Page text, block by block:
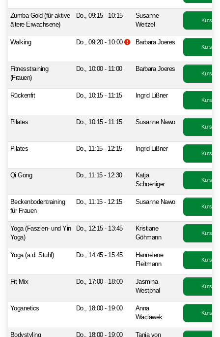
Zumba Gold (für aktive
ältere Erwachsene)
Do., 09:15 - 10:15
Susanne
Weitzel
Kurs
Walking Do., 09:20 - 10:00 Zusatzinformationen beachten.
Barbara Joeres
Kurs
Fitnesstraining
(Frauen)
Do., 10:00 - 11:00 Barbara Joeres
Kurs
Rückenfit Do., 10:15 - 11:15 Ingrid Lißner
Kurs
Pilates Do., 10:15 - 11:15 Susanne Nawo
Kurs
Pilates Do., 11:15 - 12:15 Ingrid Lißner
Kurs
Qi Gong Do., 11:15 - 12:30
Katja
Schoeniger
Kurs
Beckenbodentraining
für Frauen
Do., 11:15 - 12:15 Susanne Nawo
Kurs
Yoga (Faszien- und Yin
Yoga)
Do., 12:15 - 13:45
Kristiane
Göhmann
Kurs
Yoga (a.d. Stuhl) Do., 14:45 - 15:45
Hannelene
Fleitmann
Kurs
Fit Mix Do., 17:00 - 18:00
Jasmina
Westphal
Kurs
Yoganetics Do., 18:00 - 19:00
Anna
Waclawek
Kurs
Bodystyling Do., 18:00 - 19:00 Tanja von